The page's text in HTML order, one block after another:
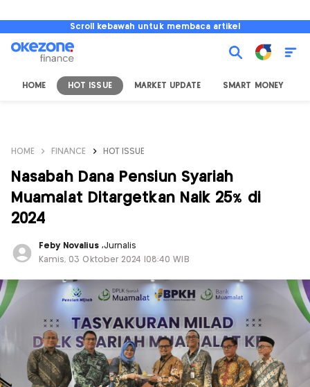
Scroll kebawah untuk membaca artikel
HOME HOT ISSUE MARKET UPDATE SMART MONEY
HOME FINANCE HOT ISSUE
Nasabah Dana Pensiun Syariah
Muamalat Ditargetkan Naik 25% di
2024
Feby Novalius ,Jurnalis
Kamis, 03 Oktober 2024 |08:40 WIB